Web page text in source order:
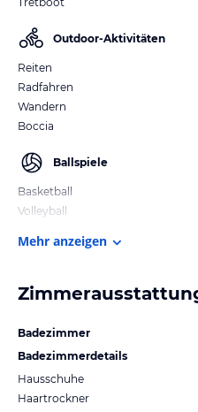
Outdoor-Aktivitäten
Reiten
Radfahren
Wandern
Boccia
Ballspiele
Basketball
Volleyball
Mehr anzeigen
Badezimmer
Badezimmerdetails
Hausschuhe
Haartrockner